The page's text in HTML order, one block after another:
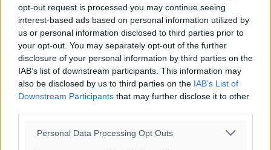
opt-out request is processed you may continue seeing
interest-based ads based on personal information utilized by
us or personal information disclosed to third parties prior to
your opt-out. You may separately opt-out of the further
disclosure of your personal information by third parties on the
IAB’s list of downstream participants. This information may
also be disclosed by us to third parties on the IAB’s List of
Downstream Participants that may further disclose it to other
Personal Data Processing Opt Outs